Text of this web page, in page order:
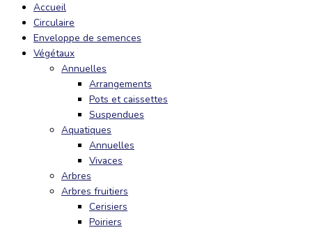
Accueil
Circulaire
Enveloppe de semences
Végétaux
Annuelles
Arrangements
Pots et caissettes
Suspendues
Aquatiques
Annuelles
Vivaces
Arbres
Arbres fruitiers
Cerisiers
Poiriers